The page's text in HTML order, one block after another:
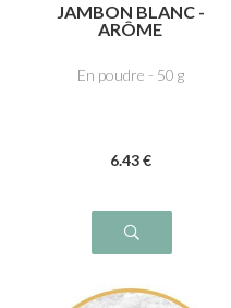
JAMBON BLANC -
ARÔME
En poudre - 50 g
6.43 €